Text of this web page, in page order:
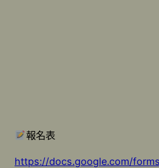
報名表
https://docs.google.com/